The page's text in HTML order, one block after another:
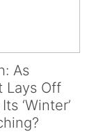
As
Lays Off
‘Winter’